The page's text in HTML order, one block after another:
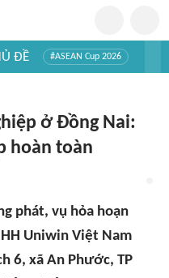
ĐỀ #ASEAN Cup 2026
ở Đồng Nai:
hoàn toàn
phát, vụ hỏa hoạn
Uniwin Việt Nam
6, xã An Phước, TP